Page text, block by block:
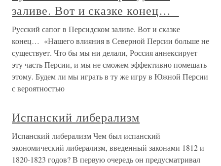
заливе. Вот и сказке конец…
Русский сапог в Персидском заливе. Вот и сказке
конец… «Нашего влияния в Северной Персии больше не
существует. Что бы мы ни делали, Россия аннексирует
эту часть Персии, и мы не сможем эффективно помешать
этому. Будем ли мы играть в ту же игру в Южной Персии
с вероятностъю
Испанский либерализм
Испанский либерализм Чем был испанский
экономический либерализм, введенный законами 1812 и
1820-1823 годов? В первую очередь он предусматривал